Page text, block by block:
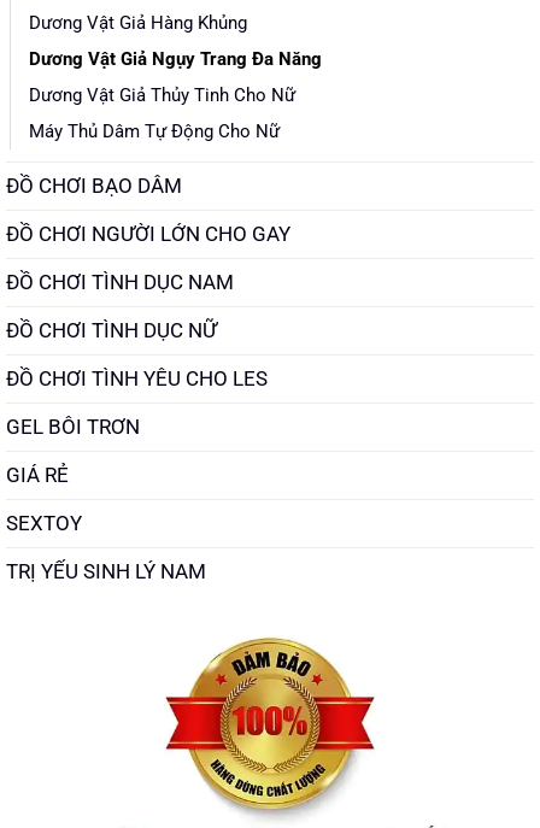
Dương Vật Giả Hàng Khủng
Dương Vật Giả Ngụy Trang Đa Năng
Dương Vật Giả Thủy Tinh Cho Nữ
Máy Thủ Dâm Tự Động Cho Nữ
ĐỒ CHƠI BẠO DÂM
ĐỒ CHƠI NGƯỜI LỚN CHO GAY
ĐỒ CHƠI TÌNH DỤC NAM
ĐỒ CHƠI TÌNH DỤC NỮ
ĐỒ CHƠI TÌNH YÊU CHO LES
GEL BÔI TRƠN
GIÁ RẺ
SEXTOY
TRỊ YẾU SINH LÝ NAM